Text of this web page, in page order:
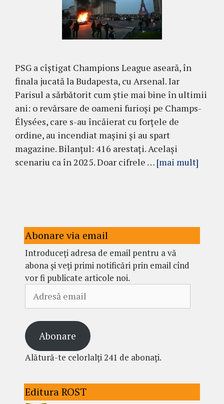
PSG a cîștigat Champions League aseară, în
finala jucată la Budapesta, cu Arsenal. Iar
Parisul a sărbătorit cum știe mai bine în ultimii
ani: o revărsare de oameni furioși pe Champs-
Élysées, care s-au încăierat cu forțele de
ordine, au incendiat mașini și au spart
magazine. Bilanțul: 416 arestați. Același
scenariu ca în 2025. Doar cifrele … [mai mult]
Abonare via email
Introduceți adresa de email pentru a vă
abona și veți primi notificări prin email cînd
vor fi publicate articole noi.
email
Abonare
Alătură-te celorlalți 241 de abonați.
Editura ROST